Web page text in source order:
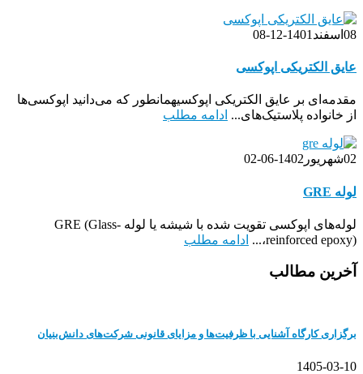
08 اسفند 1401-12-08
عایق الکتریکی اپوکسی
مقدمه‌ای بر عایق الکتریکی اپوکسیهمانطور که می‌دانید اپوکسی‌ها
از خانواده پلاستیک‌های... ادامه مطلب
02شهریور 1402-06-02
لوله GRE
لوله‌های اپوکسی تقویت شده با شیشه یا لوله GRE (Glass-
reinforced epoxy)،...
ادامه مطلب
آخرین مطالب
برگزاری کارگاه آشنایی با ظرفیت‌ها و مزایای قانونی شرکت‌های دانش‌بنیان
1405-03-10